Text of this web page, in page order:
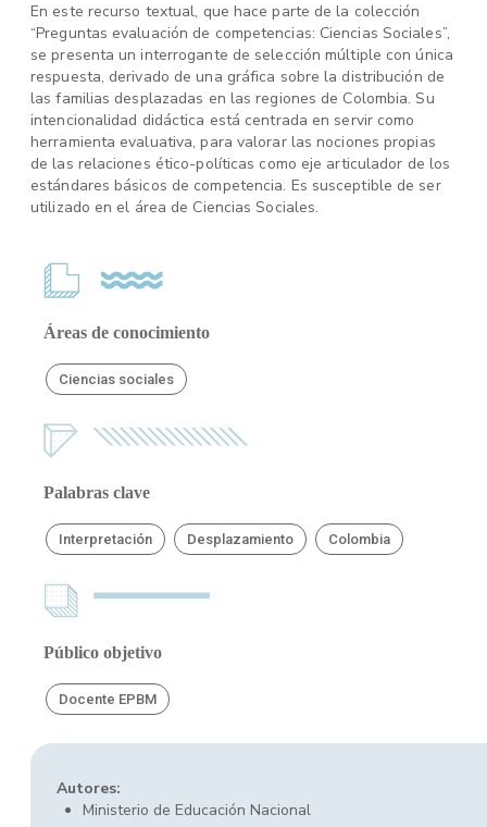
En este recurso textual, que hace parte de la colección
“Preguntas evaluación de competencias: Ciencias Sociales”,
se presenta un interrogante de selección múltiple con única
respuesta, derivado de una gráfica sobre la distribución de
las familias desplazadas en las regiones de Colombia. Su
intencionalidad didáctica está centrada en servir como
herramienta evaluativa, para valorar las nociones propias
de las relaciones ético-políticas como eje articulador de los
estándares básicos de competencia. Es susceptible de ser
utilizado en el área de Ciencias Sociales.
Áreas de conocimiento
Ciencias sociales
Palabras clave
Interpretación Desplazamiento Colombia
Público objetivo
Docente EPBM
Autores:
Ministerio de Educación Nacional